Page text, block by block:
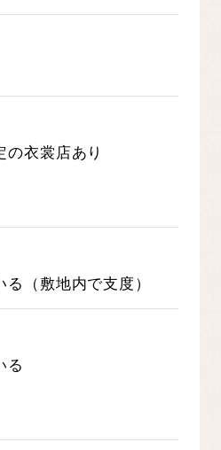
の衣裳店あり
（敷地内で支度）
る